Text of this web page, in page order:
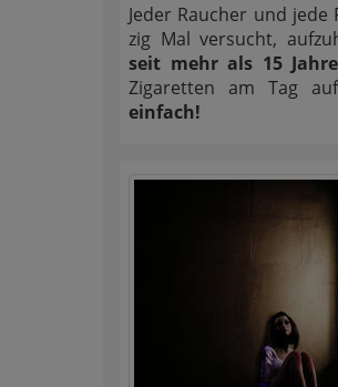
Jeder Raucher und
zig Mal versucht,
seit mehr als 15
Zigaretten am Tag
einfach!